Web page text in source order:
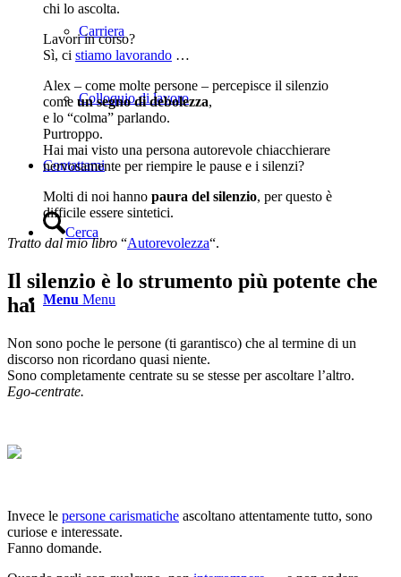
Carriera
Colloquio di lavoro
Contattami
Cerca
Menu Menu
chi lo ascolta.
Lavori in corso?
Sì, ci stiamo lavorando …
Alex – come molte persone – percepisce il silenzio
come un segno di debolezza,
e lo “colma” parlando.
Purtroppo.
Hai mai visto una persona autorevole chiacchierare
nervosamente per riempire le pause e i silenzi?
Molti di noi hanno paura del silenzio, per questo è
difficile essere sintetici.
Tratto dal mio libro “Autorevolezza“.
Il silenzio è lo strumento più potente che
hai
Non sono poche le persone (ti garantisco) che al termine di un
discorso non ricordano quasi niente.
Sono completamente centrate su se stesse per ascoltare l’altro.
Ego-centrate.
Invece le persone carismatiche ascoltano attentamente tutto, sono
curiose e interessate.
Fanno domande.